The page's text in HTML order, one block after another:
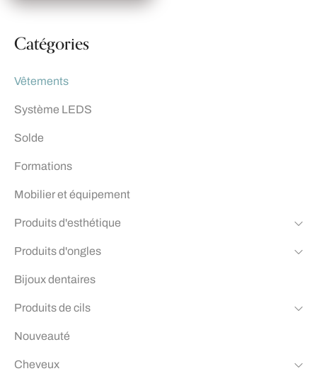
Catégories
Vêtements
Système LEDS
Solde
Formations
Mobilier et équipement
Produits d'esthétique
Produits d'ongles
Bijoux dentaires
Produits de cils
Nouveauté
Cheveux